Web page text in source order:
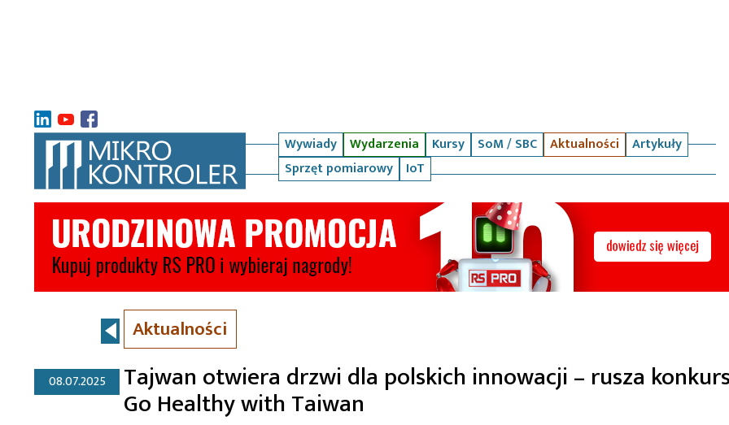
Wywiady Wydarzenia Kursy SoM / SBC Aktualności
Artykuły
Sprzęt pomiarowy
IoT
Aktualności
08.07.2025 Tajwan otwiera drzwi dla polskich innowacji – rusza
Go Healthy with Taiwan